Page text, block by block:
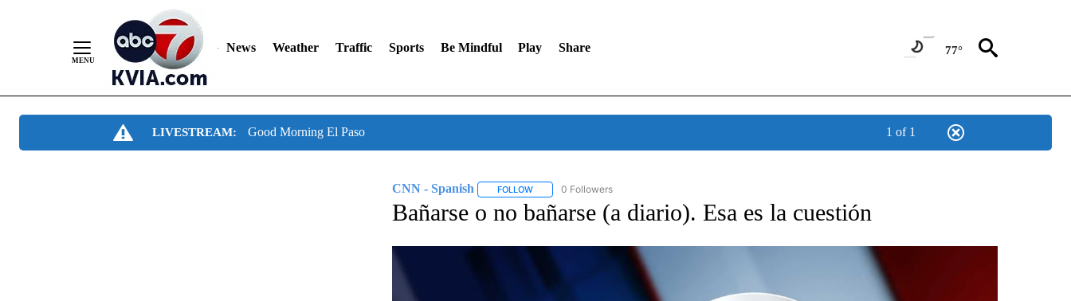
News Weather Traffic Sports Be Mindful Play Share 77°
LIVESTREAM: Good Morning El Paso 1 of 1
CNN - Spanish FOLLOWFOLLOW "CNN - SPANISH" TO RECEIVE NOTIFICATIONS ABOUT NEW PAGES ON "CNN - SPANISH".
0 Followers
Bañarse o no bañarse (a diario). Esa es la cuestión